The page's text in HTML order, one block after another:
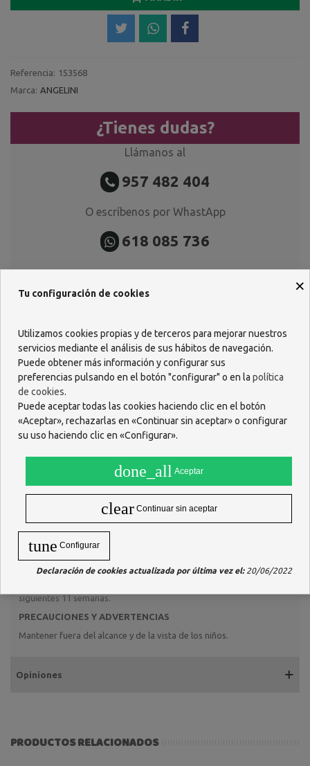
Referencia: 153568
Marca: ANGELINI
¿Tienes dudas?
Llámanos al
957 482 404
O escríbenos por WhastApp
618 085 736
Descripción
Rosaltrofes un gel hidratante vaginal indicado para la protección
e hidratación íntima cuando la sequedad en la vagina causa
incomodidad y molestias. El complejo activo de
vaginalcontiene liposomas, ácido hialurónico, extracto de lúpulo y
vitamina E.
COMPOSICIÓN
Agua purificada, propilenglicol, etanol desnaturalizado, extracto de
lúpulo (Humulus lupulus), lecitina de soja (E-322), carbómero, sal
sódica de parahidroxibenzoato de metilo (E-219), colesterol,
imidazolidinilurea, edetato sódico, ácido hialurónico, sal sódica de
parahidroxibenzoato de propilo (E-217), dl-alfa tocoferol (vitamina
E), hidróxido de sodio.
Se aplica en el interior de la vagina con el aplicador, llenado con 2,5
g de gel vaginal. Debe aplicarse 1 vez al día durante 7 días
siguientes 11 semanas.
PRECAUCIONES Y ADVERTENCIAS
Mantener fuera del alcance y de la vista de los niños.
Opiniones
PRODUCTOS RELACIONADOS
×
Tu configuración de cookies
Utilizamos cookies propias y de terceros para mejorar nuestros
servicios mediante el análisis de sus hábitos de navegación.
Puede obtener más información y configurar sus
preferencias pulsando en el botón "configurar" o en la política
de cookies.
Puede aceptar todas las cookies haciendo clic en el botón
«Aceptar», rechazarlas en «Continuar sin aceptar» o configurar
su uso haciendo clic en «Configurar».
done_all Aceptar
clear Continuar sin aceptar
tune Configurar
Declaración de cookies actualizada por última vez el:20/06/2022